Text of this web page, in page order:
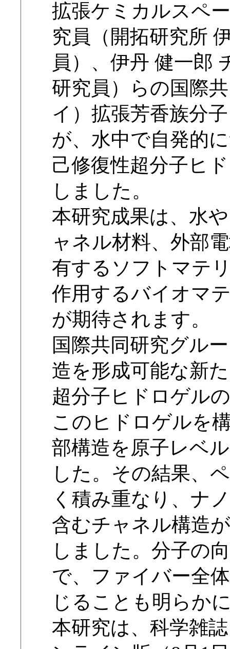
拡張ケミカルスペ
究員（開拓研究所
員）、伊丹 健一郎
研究員）らの国際
イ）拡張芳香族分
が、水中で自発的
己修復性超分子ヒ
しました。
本研究成果は、水
ャネル材料、外部
有するソフトマテ
作用するバイオマ
が期待されます。
国際共同研究グル
造を形成可能な新
超分子ヒドロゲル
このヒドロゲルを
部構造を原子レベ
した。その結果、
く積み重なり、ナ
含むチャネル構造
しました。分子の
で、ファイバー全
じることも明らか
本研究は、科学雑誌